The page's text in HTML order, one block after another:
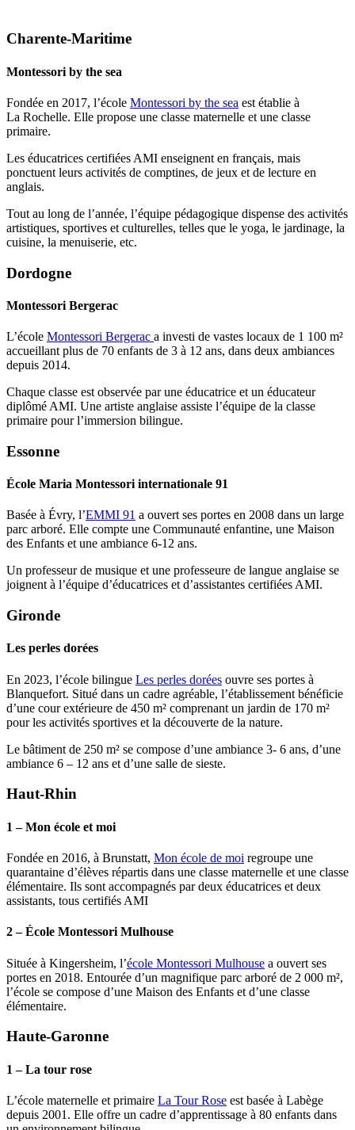
Charente-Maritime
Montessori by the sea
Fondée en 2017, l’école Montessori by the sea est établie à
La Rochelle. Elle propose une classe maternelle et une classe
primaire.
Les éducatrices certifiées AMI enseignent en français, mais
ponctuent leurs activités de comptines, de jeux et de lecture en
anglais.
Tout au long de l’année, l’équipe pédagogique dispense des activités
artistiques, sportives et culturelles, telles que le yoga, le jardinage, la
cuisine, la menuiserie, etc.
Dordogne
Montessori Bergerac
L’école Montessori Bergerac a investi de vastes locaux de 1 100 m²
accueillant plus de 70 enfants de 3 à 12 ans, dans deux ambiances
depuis 2014.
Chaque classe est observée par une éducatrice et un éducateur
diplômé AMI. Une artiste anglaise assiste l’équipe de la classe
primaire pour l’immersion bilingue.
Essonne
École Maria Montessori internationale 91
Basée à Évry, l’EMMI 91 a ouvert ses portes en 2008 dans un large
parc arboré. Elle compte une Communauté enfantine, une Maison
des Enfants et une ambiance 6-12 ans.
Un professeur de musique et une professeure de langue anglaise se
joignent à l’équipe d’éducatrices et d’assistantes certifiées AMI.
Gironde
Les perles dorées
En 2023, l’école bilingue Les perles dorées ouvre ses portes à
Blanquefort. Situé dans un cadre agréable, l’établissement bénéficie
d’une cour extérieure de 450 m² comprenant un jardin de 170 m²
pour les activités sportives et la découverte de la nature.
Le bâtiment de 250 m² se compose d’une ambiance 3- 6 ans, d’une
ambiance 6 – 12 ans et d’une salle de sieste.
Haut-Rhin
1 – Mon école et moi
Fondée en 2016, à Brunstatt, Mon école de moi regroupe une
quarantaine d’élèves répartis dans une classe maternelle et une classe
élémentaire. Ils sont accompagnés par deux éducatrices et deux
assistants, tous certifiés AMI
2 – École Montessori Mulhouse
Située à Kingersheim, l’école Montessori Mulhouse a ouvert ses
portes en 2018. Entourée d’un magnifique parc arboré de 2 000 m²,
l’école se compose d’une Maison des Enfants et d’une classe
élémentaire.
Haute-Garonne
1 – La tour rose
L’école maternelle et primaire La Tour Rose est basée à Labège
depuis 2001. Elle offre un cadre d’apprentissage à 80 enfants dans